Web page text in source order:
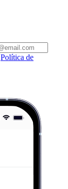
Política de